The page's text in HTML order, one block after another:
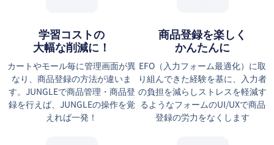
学習コストの
大幅な削減に！
カートやモール毎に管理画面が異
なり、商品登録の方法が違いま
す。JUNGLEで商品管理・商品登
録を行えば、JUNGLEの操作を覚
えれば一発！
商品登録を楽しく
かんたんに
EFO（⼊⼒フォーム最適化）に取
り組んできた経験を基に、⼊⼒者
の負担を減らしストレスを軽減す
るようなフォームのUI/UXで商品
登録の労力をなくします